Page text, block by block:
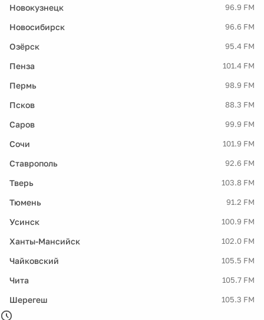
Новокузнецк 96.9 FM
Новосибирск 96.6 FM
Озёрск 95.4 FM
Пенза 101.4 FM
Пермь 98.9 FM
Псков 88.3 FM
Саров 99.9 FM
Сочи 101.9 FM
Ставрополь 92.6 FM
Тверь 103.8 FM
Тюмень 91.2 FM
Усинск 100.9 FM
Ханты-Мансийск 102.0 FM
Чайковский 105.5 FM
Чита 105.7 FM
Шерегеш 105.3 FM